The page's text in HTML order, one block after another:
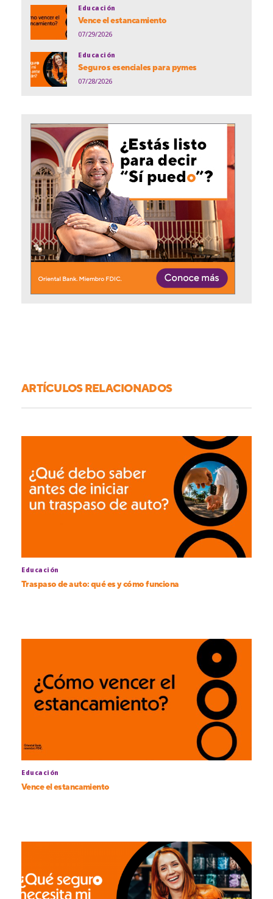
Educación
Vence el estancamiento
07/29/2026
Educación
Seguros esenciales para pymes
07/28/2026
ARTÍCULOS RELACIONADOS
Educación
Traspaso de auto: qué es y cómo funciona
Educación
Vence el estancamiento